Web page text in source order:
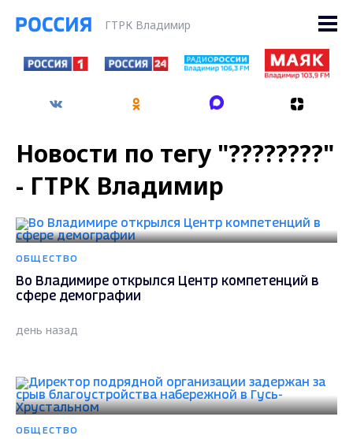
ГТРК Владимир
Новости по тегу "????????"
- ГТРК Владимир
ОБЩЕСТВО
Во Владимире открылся Центр компетенций в
сфере демографии
день назад
ОБЩЕСТВО